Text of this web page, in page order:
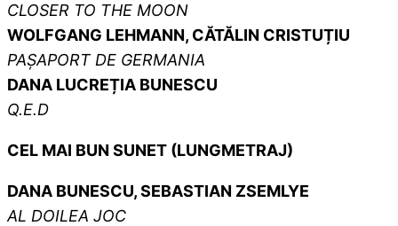
CLOSER TO THE MOON
WOLFGANG LEHMANN, CĂTĂLIN CRISTUȚIU
PAȘAPORT DE GERMANIA
DANA LUCREȚIA BUNESCU
Q.E.D
CEL MAI BUN SUNET (LUNGMETRAJ)
DANA BUNESCU, SEBASTIAN ZSEMLYE
AL DOILEA JOC